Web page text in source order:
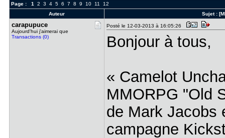
Page : 1 2 3 4 5 6 7 8 9 10 11
12
Auteur
Sujet :
carapupuce
Aujourd'hui j'aimerai que
Transactions (0)
Posté le 12-03-2013 à 16:05:26
Bonjour à tous,
« Camelot
MMORPG "Old
de Mark Jacobs
campagne